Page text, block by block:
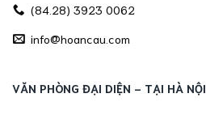
(84.28) 3923 0062
info@hoancau.com
VĂN PHÒNG ĐẠI DIỆN - TẠI HÀ NỘI